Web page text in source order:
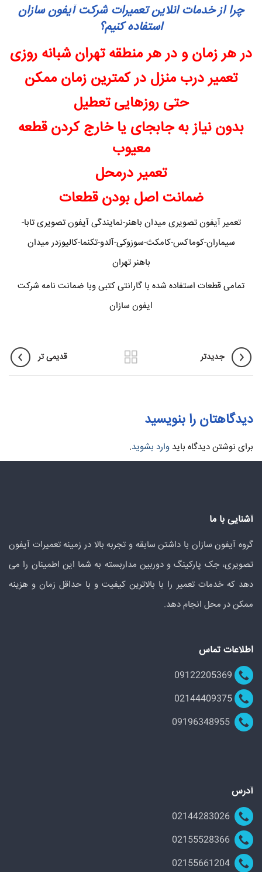
چرا از خدمات انلاین تعمیرات شرکت آیفون سازان
استفاده کنیم؟
در هر زمان و در هر منطقه تهران شبانه روزی
تعمیر درب منزل در کمترین زمان ممکن
حتی روزهایی تعطیل
بدون نیاز به جابجای یا خارج کردن قطعه
معیوب
تعمیر درمحل
ضمانت اصل بودن قطعات
تعمیر آیفون تصویری میدان باهنر-نمایندگی آیفون تصویری تابا-
سیماران-کوماکس-کامکث-سوزوکی-آلدو-تکنما-کالیوزدر میدان
باهنر تهران
تمامی قطعات استفاده شده با گارانتی کتبی وبا ضمانت نامه شرکت
ایفون سازان
جدیدتر قدیمی تر
دیدگاهتان را بنویسید
برای نوشتن دیدگاه باید وارد بشوید.
آشنایی با ما
گروه آیفون سازان با داشتن سابقه و تجربه بالا در زمینه تعمیرات آیفون
تصویری، جک پارکینگ و دوربین مداربسته به شما این اطمینان را می
دهد که خدمات تعمیر را با بالاترین کیفیت و با حداقل زمان و هزینه
ممکن در محل انجام دهد.
اطلاعات تماس
آدرس